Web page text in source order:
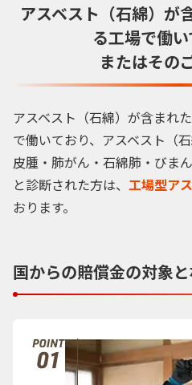
アスベスト（石綿）が
る工場で働い
またはその
アスベスト（石綿）が含まれ
で働いており、アスベスト（
皮腫・肺がん・石綿肺・びま
と診断された方は、 工場型ア
おります。
国からの賠償金の対象